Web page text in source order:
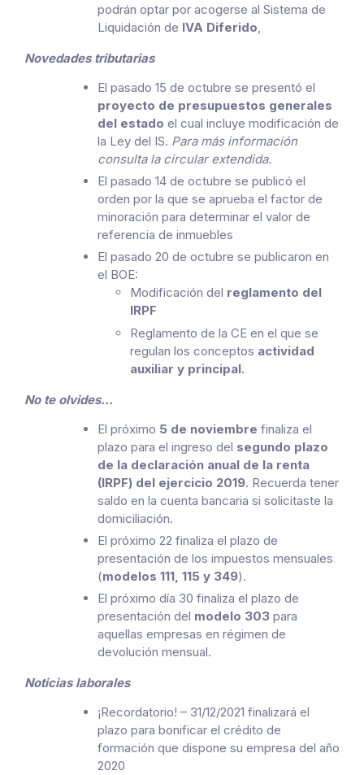
podrán optar por acogerse al Sistema de
Liquidación de IVA Diferido
Novedades tributarias
El pasado 15 de octubre se presentó el
proyecto de presupuestos generales
del estado el cual incluye modificación de
la Ley del IS. Para más información
consulta la circular extendida.
El pasado 14 de octubre se publicó el
orden por la que se aprueba el factor de
minoración para determinar el valor de
referencia de inmuebles
El pasado 20 de octubre se publicaron en
el BOE:
Modificación del reglamento del
IRPF
Reglamento de la CE en el que se
regulan los conceptos actividad
auxiliar y principal.
No te olvides…
El próximo 5 de noviembre finaliza el
plazo para el ingreso del segundo plazo
de la declaración anual de la renta
(IRPF) del ejercicio 2019. Recuerda tener
saldo en la cuenta bancaria si solicitaste la
domiciliación.
El próximo 22 finaliza el plazo de
presentación de los impuestos mensuales
(modelos 111, 115 y 349).
El próximo día 30 finaliza el plazo de
presentación del modelo 303 para
aquellas empresas en régimen de
devolución mensual.
Noticias laborales
¡Recordatorio! – 31/12/2021 finalizará el
plazo para bonificar el crédito de
formación que dispone su empresa del año
2020